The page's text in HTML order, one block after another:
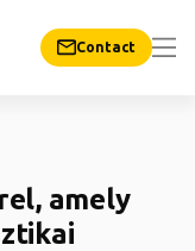
Contact
amely